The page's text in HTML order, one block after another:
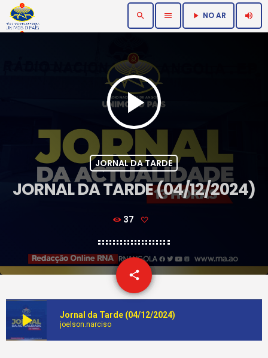
search menu play_arrow NO AR volume_up
play_arrow
JORNAL DA TARDE
JORNAL DA TARDE (04/12/2024)
37
share
email
play_arrow Jornal da Tarde (04/12/2024)
joelson.narciso